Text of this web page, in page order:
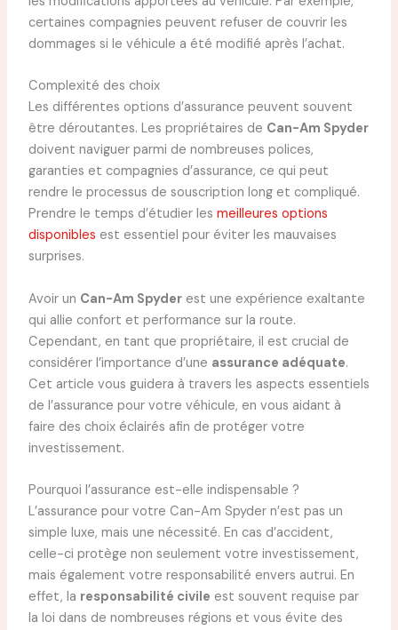
certaines compagnies peuvent refuser de couvrir les
dommages si le véhicule a été modifié après l’achat.
Complexité des choix
Les différentes options d’assurance peuvent souvent
être déroutantes. Les propriétaires de Can-Am Spyder
doivent naviguer parmi de nombreuses polices,
garanties et compagnies d’assurance, ce qui peut
rendre le processus de souscription long et compliqué.
Prendre le temps d’étudier les meilleures options
disponibles est essentiel pour éviter les mauvaises
surprises.
Avoir un Can-Am Spyderest une expérience exaltante
qui allie confort et performance sur la route.
Cependant, en tant que propriétaire, il est crucial de
considérer l’importance d’une assurance adéquate.
Cet article vous guidera à travers les aspects essentiels
de l’assurance pour votre véhicule, en vous aidant à
faire des choix éclairés afin de protéger votre
investissement.
Pourquoi l’assurance est-elle indispensable ?
L’assurance pour votre Can-Am Spyder n’est pas un
simple luxe, mais une nécessité. En cas d’accident,
celle-ci protège non seulement votre investissement,
mais également votre responsabilité envers autrui. En
effet, la responsabilité civile est souvent requise par
la loi dans de nombreuses régions et vous évite des